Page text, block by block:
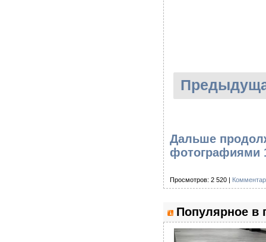
Дальше
фотографиями
Просмотров: 2 520 |
Популярное в